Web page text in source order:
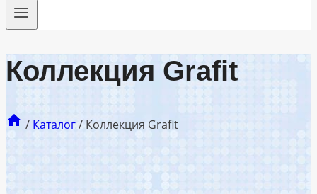
Коллекция Grafit
/ Каталог/ Коллекция Grafit